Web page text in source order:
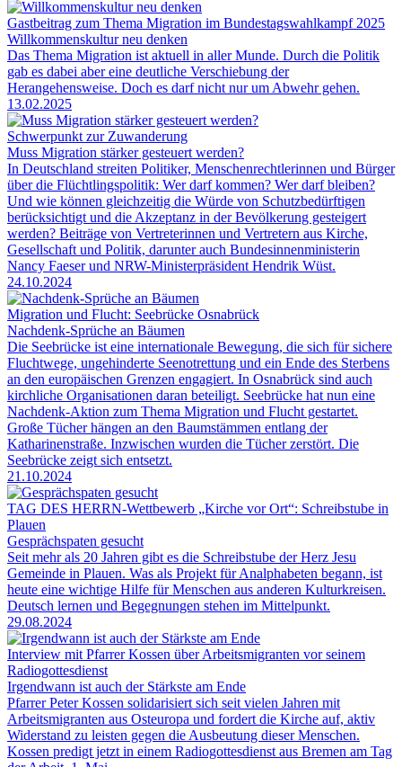
Gastbeitrag zum Thema Migration im Bundestagswahlkampf 2025
Willkommenskultur neu denken
Das Thema Migration ist aktuell in aller Munde. Durch die Politik
gab es dabei aber eine deutliche Verschiebung der
Herangehensweise. Doch es darf nicht nur um Abwehr gehen.
13.02.2025
Schwerpunkt zur Zuwanderung
Muss Migration stärker gesteuert werden?
In Deutschland streiten Politiker, Menschenrechtlerinnen und Bürger
über die Flüchtlingspolitik: Wer darf kommen? Wer darf bleiben?
Und wie können gleichzeitig die Würde von Schutzbedürftigen
berücksichtigt und die Akzeptanz in der Bevölkerung gesteigert
werden? Beiträge von Vertreterinnen und Vertretern aus Kirche,
Gesellschaft und Politik, darunter auch Bundesinnenministerin
Nancy Faeser und NRW-Ministerpräsident Hendrik Wüst.
24.10.2024
Migration und Flucht: Seebrücke Osnabrück
Nachdenk-Sprüche an Bäumen
Die Seebrücke ist eine internationale Bewegung, die sich für sichere
Fluchtwege, ungehinderte Seenotrettung und ein Ende des Sterbens
an den europäischen Grenzen engagiert. In Osnabrück sind auch
kirchliche Organisationen daran beteiligt. Seebrücke hat nun eine
Nachdenk-Aktion zum Thema Migration und Flucht gestartet.
Große Tücher hängen an den Baumstämmen entlang der
Katharinenstraße. Inzwischen wurden die Tücher zerstört. Die
Seebrücke zeigt sich entsetzt.
21.10.2024
TAG DES HERRN-Wettbewerb „Kirche vor Ort“: Schreibstube in
Plauen
Gesprächspaten gesucht
Seit mehr als 20 Jahren gibt es die Schreibstube der Herz Jesu
Gemeinde in Plauen. Was als Projekt für Analphabeten begann, ist
heute eine wichtige Hilfe für Menschen aus anderen Kulturkreisen.
Deutsch lernen und Begegnungen stehen im Mittelpunkt.
29.08.2024
Interview mit Pfarrer Kossen über Arbeitsmigranten vor seinem
Radiogottesdienst
Irgendwann ist auch der Stärkste am Ende
Pfarrer Peter Kossen solidarisiert sich seit vielen Jahren mit
Arbeitsmigranten aus Osteuropa und fordert die Kirche auf, aktiv
Widerstand zu leisten gegen die Ausbeutung dieser Menschen.
Kossen predigt jetzt in einem Radiogottesdienst aus Bremen am Tag